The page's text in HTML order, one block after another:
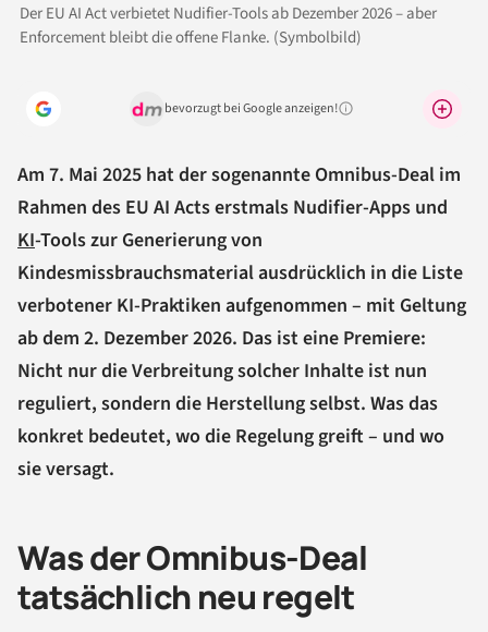
Der EU AI Act verbietet Nudifier-Tools ab Dezember 2026 – aber
Enforcement bleibt die offene Flanke. (Symbolbild)
bevorzugt bei Google anzeigen!Warum lohnt sich das?
Am 7. Mai 2025 hat der sogenannte Omnibus-Deal im
Rahmen des EU AI Acts erstmals Nudifier-Apps und
KI-Tools zur Generierung von
Kindesmissbrauchsmaterial ausdrücklich in die Liste
verbotener KI-Praktiken aufgenommen – mit Geltung
ab dem 2. Dezember 2026. Das ist eine Premiere:
Nicht nur die Verbreitung solcher Inhalte ist nun
reguliert, sondern die Herstellung selbst. Was das
konkret bedeutet, wo die Regelung greift – und wo
sie versagt.
Was der Omnibus-Deal
tatsächlich neu regelt